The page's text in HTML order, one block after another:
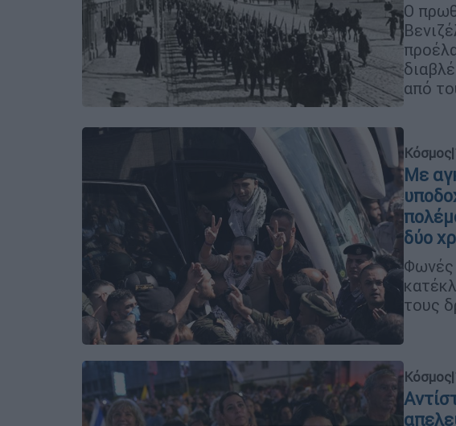
Ο
από
Κόσμος|
Με
δύο
Φωνές
τους
Κόσμος|